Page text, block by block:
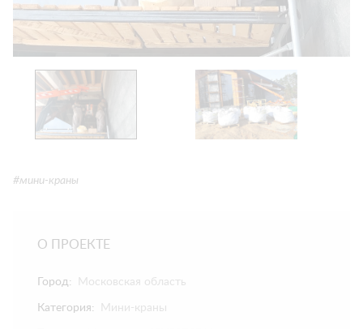
#мини-краны
О ПРОЕКТЕ
Город: Московская область
Категория: Мини-краны